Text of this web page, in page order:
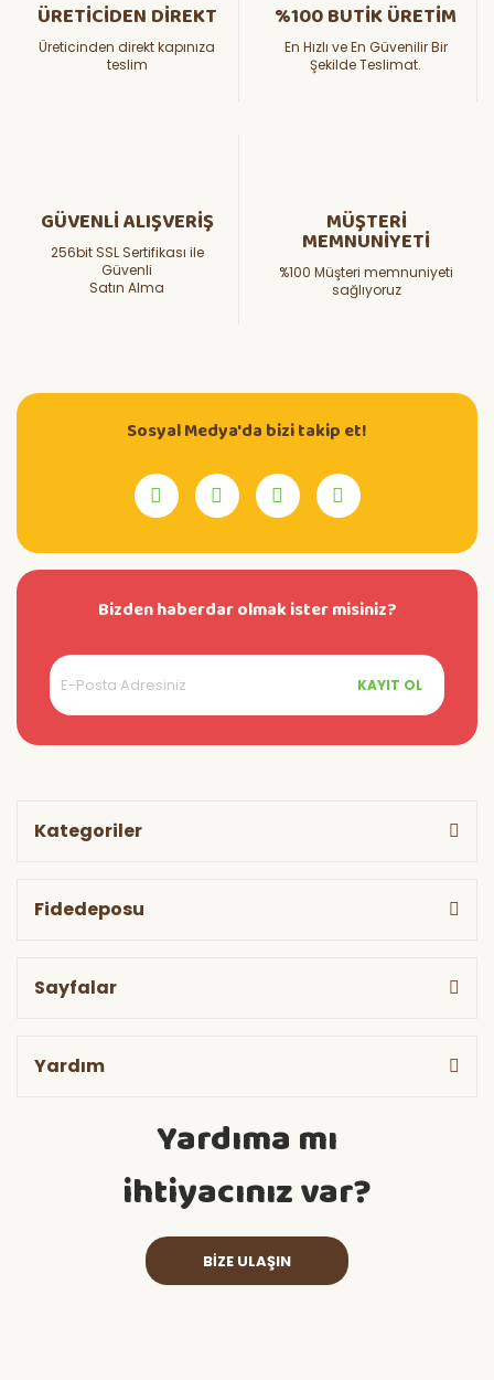
ÜRETİCİDEN DİREKT
Üreticinden direkt kapınıza
teslim
%100 BUTİK ÜRETİM
En Hızlı ve En Güvenilir Bir
Şekilde Teslimat.
GÜVENLİ ALIŞVERİŞ
256bit SSL Sertifikası ile
Güvenli
Satın Alma
MÜŞTERİ
MEMNUNİYETİ
%100 Müşteri memnuniyeti
sağlıyoruz
Sosyal Medya'da bizi takip et!
Bizden haberdar olmak ister misiniz?
KAYIT OL
Kategoriler
Fidedeposu
Sayfalar
Yardım
Yardıma mı
ihtiyacınız var?
BİZE ULAŞIN